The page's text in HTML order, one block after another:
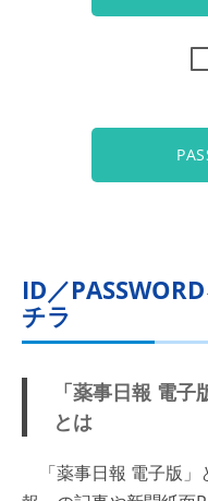
ID／
チラ
「薬事日報 電
とは
「薬事日報 電子版」